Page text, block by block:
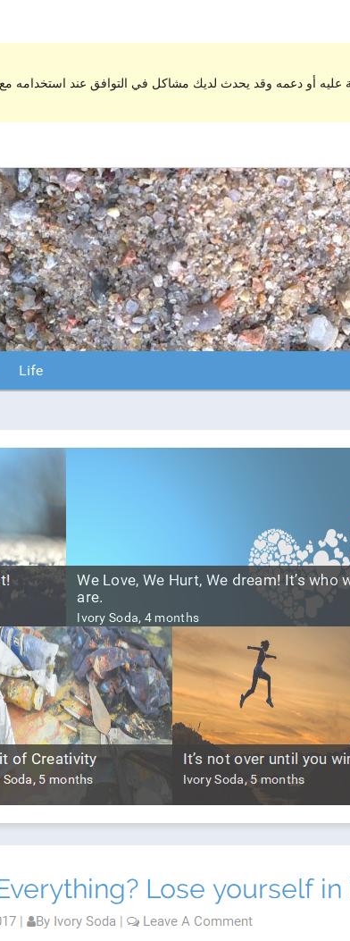
عليه أو دعمه وقد يحدث لديك مشاكل في التوافق عند استخدامه
معاينة
النسخة